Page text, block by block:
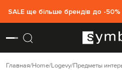
SALE ще більше брендів до -50%
Главная Home Logevy Предметы